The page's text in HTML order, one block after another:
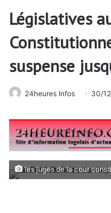
Législatives
suspense
24heures Infos 30/
les juges de la cour